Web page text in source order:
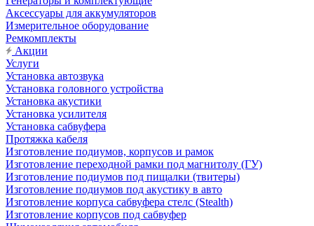
Аксессуары для аккумуляторов
Измерительное оборудование
Ремкомплекты
Акции
Услуги
Установка автозвука
Установка головного устройства
Установка акустики
Установка усилителя
Установка сабвуфера
Протяжка кабеля
Изготовление подиумов, корпусов и рамок
Изготовление переходной рамки под магнитолу (ГУ)
Изготовление подиумов под пищалки (твитеры)
Изготовление подиумов под акустику в авто
Изготовление корпуса сабвуфера стелс (Stealth)
Изготовление корпусов под сабвуфер